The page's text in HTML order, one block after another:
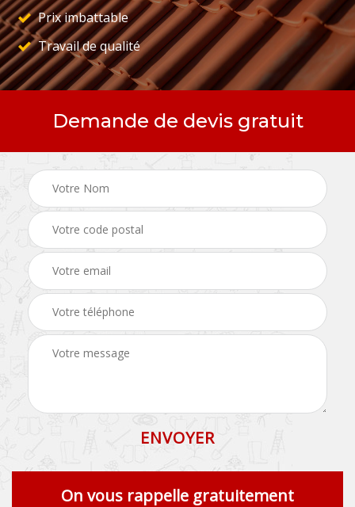
Prix imbattable
Travail de qualité
Demande de devis gratuit
On vous rappelle gratuitement